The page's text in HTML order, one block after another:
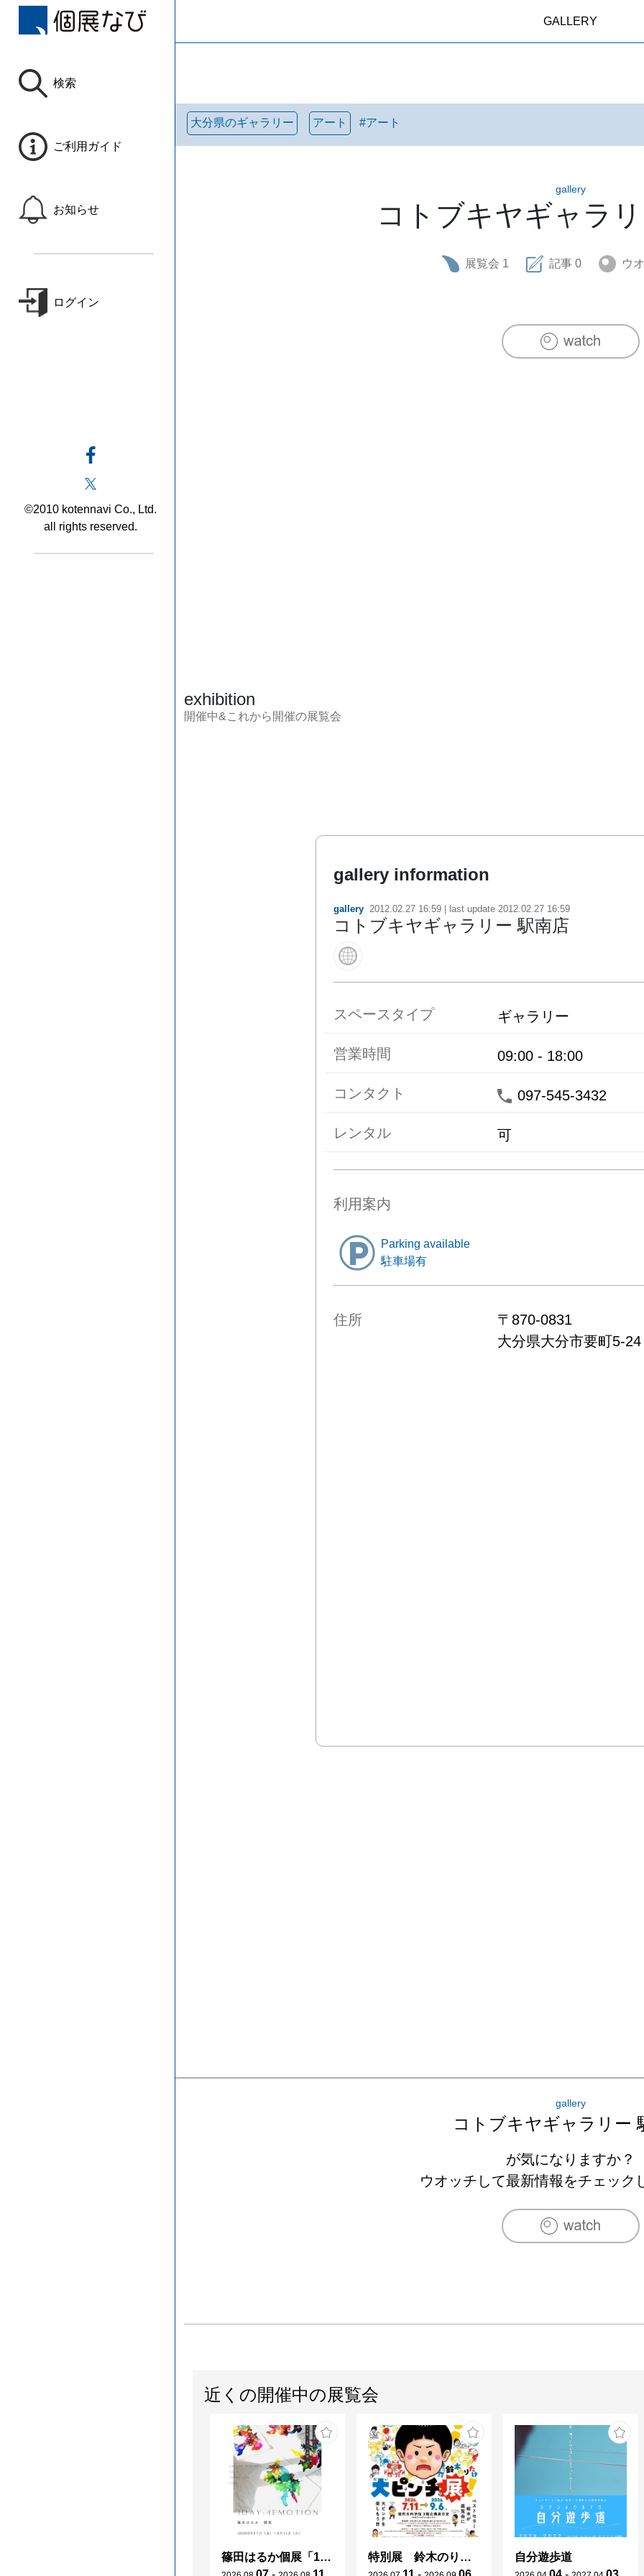
検索
ご利用ガイド
お知らせ
ログイン
©2010 kotennavi Co., Ltd.
all rights reserved.
GALLERY
大分県のギャラリー アート #アート
gallery
コトブキヤギャラ
展覧会 1 記事 0 ウ
exhibition
開催中&これから開催の展覧会
gallery information
gallery 2012.02.27 16:59 | last update 2012.02.27 16:59
コトブキヤギャラリー 駅南店
スペースタイプ ギャラリー
営業時間 09:00 - 18:00
コンタクト 097-545-3432
レンタル 可
利用案内
Parking available
駐車場有
住所 〒 870-0831
大分県大分市要町5-
gallery
コトブキヤギャラリー
が気になりますか？
ウオッチして最新情報をチェック
近くの開催中の展覧会
篠田はるか個展「1DAY:4EMOTION」 特別展 鈴木のりたけ「大ピンチ展！」 自分遊歩道